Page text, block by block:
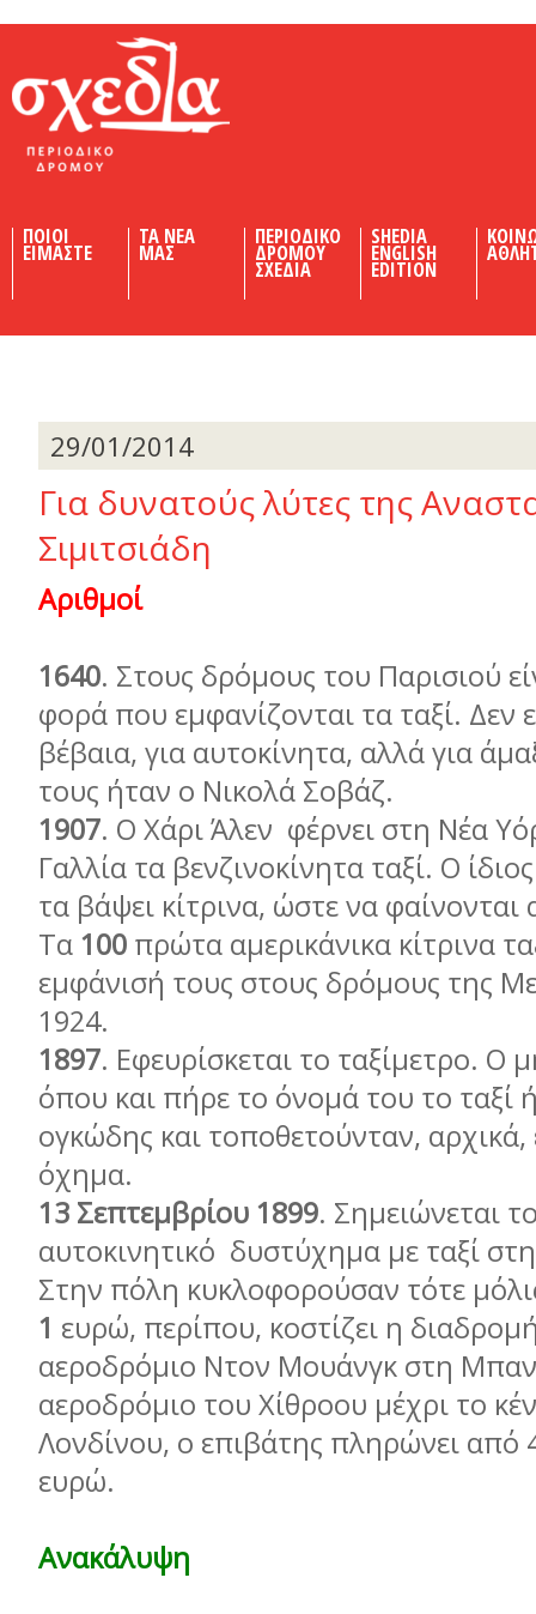
ΠΟΙΟΙ
ΕΙΜΑΣΤΕ
ΤΑ ΝΕΑ
ΜΑΣ
ΠΕΡΙΟΔΙΚΟ
ΔΡΟΜΟΥ
ΣΧΕΔΙΑ
SHEDIA
ENGLISH
EDITION
29/01/2014
Για δυνατούς λύτες της
Σιµιτσιάδη
Αριθμοί
1640. Στους δρόμους του Παρισιού
φορά που εμφανίζονται τα ταξί. Δεν
βέβαια, για αυτοκίνητα, αλλά για
τους ήταν ο Νικολά Σοβάζ.
1907. Ο Χάρι Άλεν φέρνει στη Νέα
Γαλλία τα βενζινοκίνητα ταξί. Ο
τα βάψει κίτρινα, ώστε να
Τα 100 πρώτα αμερικάνικα κίτρινα
εμφάνισή τους στους δρόμους της
1924.
1897. Εφευρίσκεται το ταξίμετρο. Ο
όπου και πήρε το όνομά του το ταξί
ογκώδης και τοποθετούνταν,
όχημα.
13 Σεπτεμβρίου 1899. Σημειώνεται
αυτοκινητικό δυστύχημα με ταξί
Στην πόλη κυκλοφορούσαν τότε
1 ευρώ, περίπου, κοστίζει η
αεροδρόμιο Ντον Μουάνγκ στη
αεροδρόμιο του Χίθροου μέχρι το
Λονδίνου, ο επιβάτης πληρώνει από
ευρώ.
Ανακάλυψη